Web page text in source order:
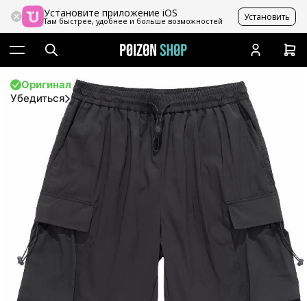
Установите приложение iOS
Там быстрее, удобнее и больше возможностей Установить
Оригинал
Убедиться